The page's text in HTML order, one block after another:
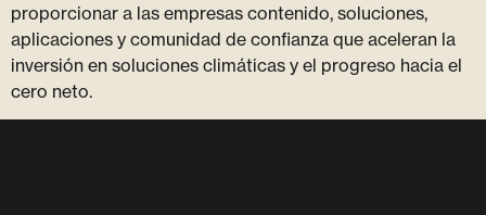
proporcionar a las empresas contenido, soluciones,
aplicaciones y comunidad de confianza que aceleran la
inversión en soluciones climáticas y el progreso hacia el
cero neto.